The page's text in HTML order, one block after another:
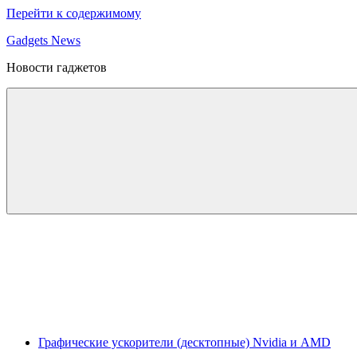
Перейти к содержимому
Gadgets News
Новости гаджетов
Графические ускорители (десктопные) Nvidia и AMD